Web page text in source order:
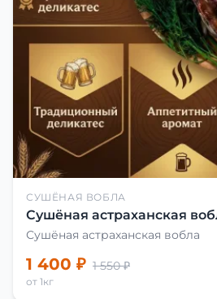
СУШЁНАЯ ВОБЛА
Сушёная астраханская
Сушёная астраханская вобла
1 400 ₽ 1 550 ₽
от 1кг